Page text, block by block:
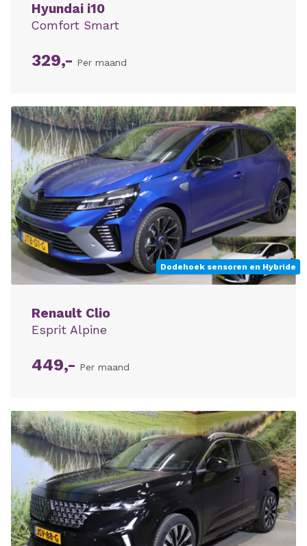
Hyundai i10
Comfort Smart
329,- Per maand
Dodehoek sensoren en Hybride
Renault Clio
Esprit Alpine
449,- Per maand